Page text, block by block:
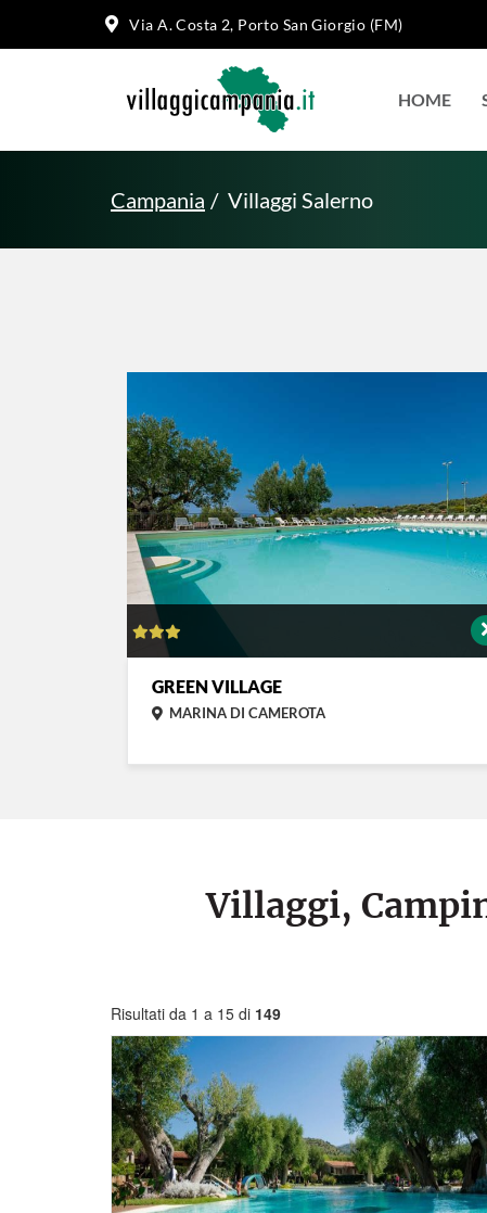
Via A. Costa 2, Porto San Giorgio (FM)
HOME
Campania Villaggi Salerno
GREEN VILLAGE
MARINA DI CAMEROTA
Villaggi,
Risultati da 1 a 15 di 149